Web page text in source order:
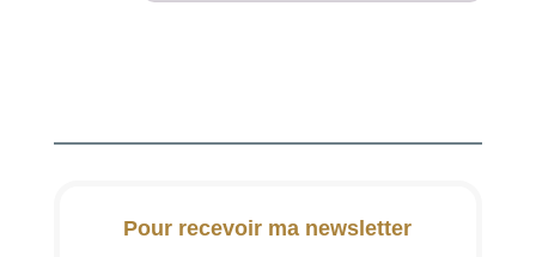
n
Pour recevoir ma newsletter